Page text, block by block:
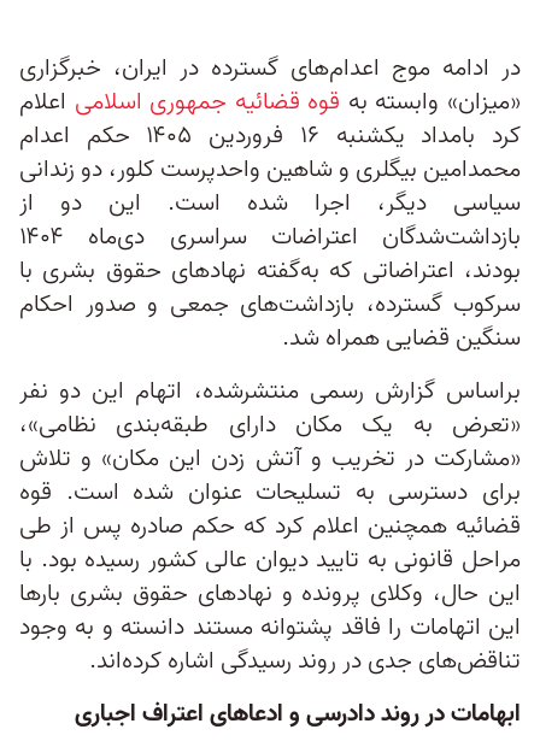
در ادامه موج اعدام‌های گسترده در ایران، خبرگزاری
«میزان» وابسته به قوه قضائیه جمهوری اسلامی اعلام
کرد بامداد یکشنبه ۱۶ فروردین ۱۴۰۵ حکم اعدام
محمدامین بیگلری و شاهین واحدپرست کلور، دو زندانی
سیاسی دیگر، اجرا شده است. این دو از
بازداشت‌شدگان اعتراضات سراسری دی‌ماه ۱۴۰۴
بودند، اعتراضاتی که به‌گفته نهادهای حقوق بشری با
سرکوب گسترده، بازداشت‌های جمعی و صدور احکام
سنگین قضایی همراه شد.
براساس گزارش رسمی منتشرشده، اتهام این دو نفر
«تعرض به یک مکان دارای طبقه‌بندی نظامی»،
«مشارکت در تخریب و آتش زدن این مکان» و تلاش
برای دسترسی به تسلیحات عنوان شده است. قوه
قضائیه همچنین اعلام کرد که حکم صادره پس از طی
مراحل قانونی به تایید دیوان عالی کشور رسیده بود. با
این حال، وکلای پرونده و نهادهای حقوق بشری بارها
این اتهامات را فاقد پشتوانه مستند دانسته و به وجود
تناقض‌های جدی در روند رسیدگی اشاره کرده‌اند.
ابهامات در روند دادرسی و ادعاهای اعتراف اجباری